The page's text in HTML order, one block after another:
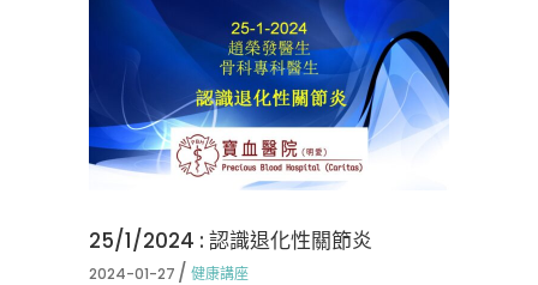
25/1/2024 : 認識退化性關節炎
2024-01-27 健康講座